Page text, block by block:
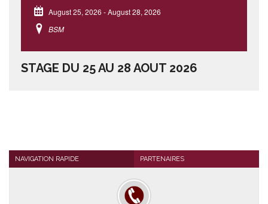
August 25, 2026 -August 28, 2026
BSM
STAGE DU 25 AU 28 AOUT 2026
NAVIGATION RAPIDE PARTENAIRES